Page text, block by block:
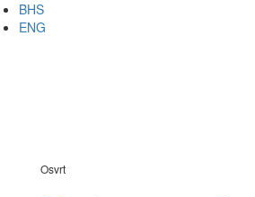
Skip
to
BHS
ENG
Osvrt